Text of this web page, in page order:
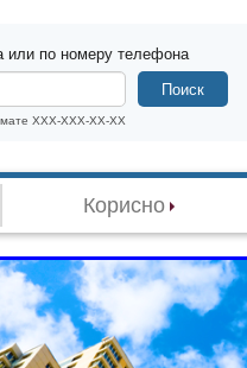
или по номеру телефона
XXX-XXX-XX-XX
Поиск
Корисно